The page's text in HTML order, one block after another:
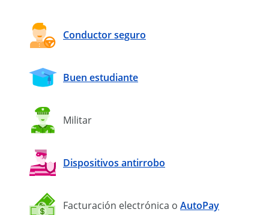
Conductor seguro
Buen estudiante
Militar
Dispositivos antirrobo
Facturación electrónica o AutoPay